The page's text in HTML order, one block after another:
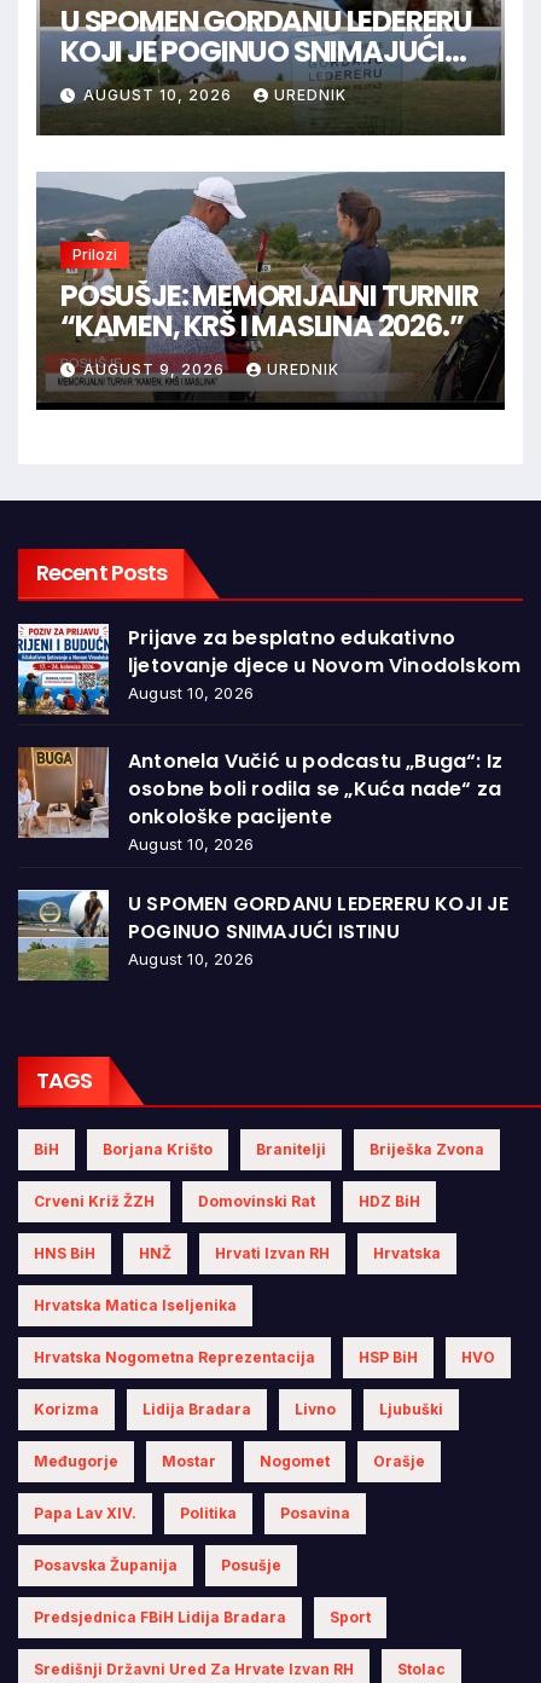
U SPOMEN GORDANU LEDERERU
KOJI JE POGINUO SNIMAJUĆI
ISTINU
AUGUST 10, 2026 UREDNIK
Prilozi
POSUŠJE: MEMORIJALNI TURNIR
“KAMEN, KRŠ I MASLINA 2026.”
AUGUST 9, 2026 UREDNIK
Recent Posts
Prijave za besplatno edukativno
ljetovanje djece u Novom Vinodolskom
August 10, 2026
Antonela Vučić u podcastu „Buga“: Iz
osobne boli rodila se „Kuća nade“ za
onkološke pacijente
August 10, 2026
U SPOMEN GORDANU LEDERERU KOJI JE
POGINUO SNIMAJUĆI ISTINU
August 10, 2026
TAGS
BiH Borjana Krišto Branitelji Briješka Zvona
Crveni Križ ŽZH Domovinski Rat HDZ BiH
HNS BiH HNŽ Hrvati Izvan RH Hrvatska
Hrvatska Matica Iseljenika
Hrvatska Nogometna Reprezentacija HSP BiH HVO
Korizma Lidija Bradara Livno Ljubuški
Međugorje Mostar Nogomet Orašje
Papa Lav XIV. Politika Posavina
Posavska Županija Posušje
Predsjednica FBiH Lidija Bradara Sport
Središnji Državni Ured Za Hrvate Izvan RH Stolac